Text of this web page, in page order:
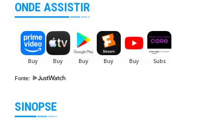
ONDE ASSISTIR
Fonte:
SINOPSE